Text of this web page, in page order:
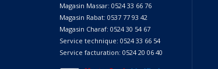
Magasin Massar: 0524 33 66 76
Magasin Rabat: 0537 77 93 42
Magasin Charaf: 0524 30 54 67
Service technique: 0524 33 66 54
Service facturation: 0524 20 06 40